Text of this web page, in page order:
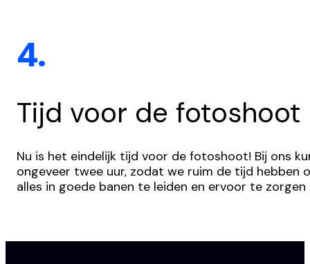
4.
Tijd voor de fotoshoot
Nu is het eindelijk tijd voor de fotoshoot! Bij ons
ongeveer twee uur, zodat we ruim de tijd hebben
alles in goede banen te leiden en ervoor te